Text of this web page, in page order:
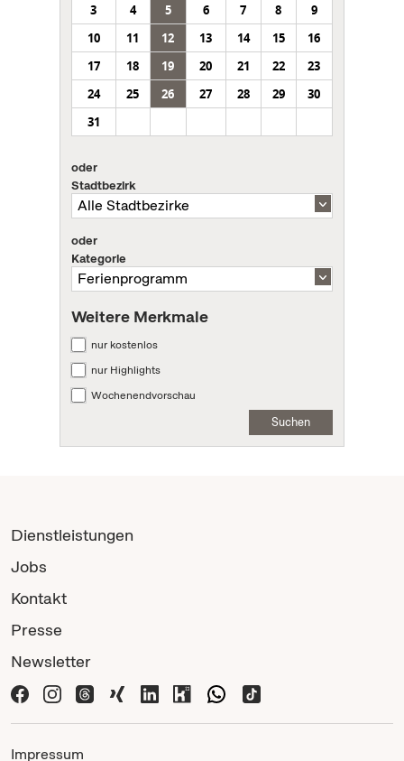
3
4 5 6 7 8
9
10
11 12 13 14 15
16
17
18 19 20 21 22
23
24
25 26 27 28 29
30
31
oder
Stadtbezirk
oder
Kategorie
Weitere Merkmale
nur kostenlos
nur Highlights
Wochenendvorschau
Suchen
Dienstleistungen
Jobs
Kontakt
Presse
Newsletter
Impressum